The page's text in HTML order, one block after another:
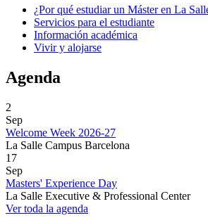
¿Por qué estudiar un Máster en La
Servicios para el estudiante
Información académica
Vivir y alojarse
Agenda
2
Sep
Welcome Week 2026-27
La Salle Campus Barcelona
17
Sep
Masters' Experience Day
La Salle Executive & Professional Center
Ver toda la agenda